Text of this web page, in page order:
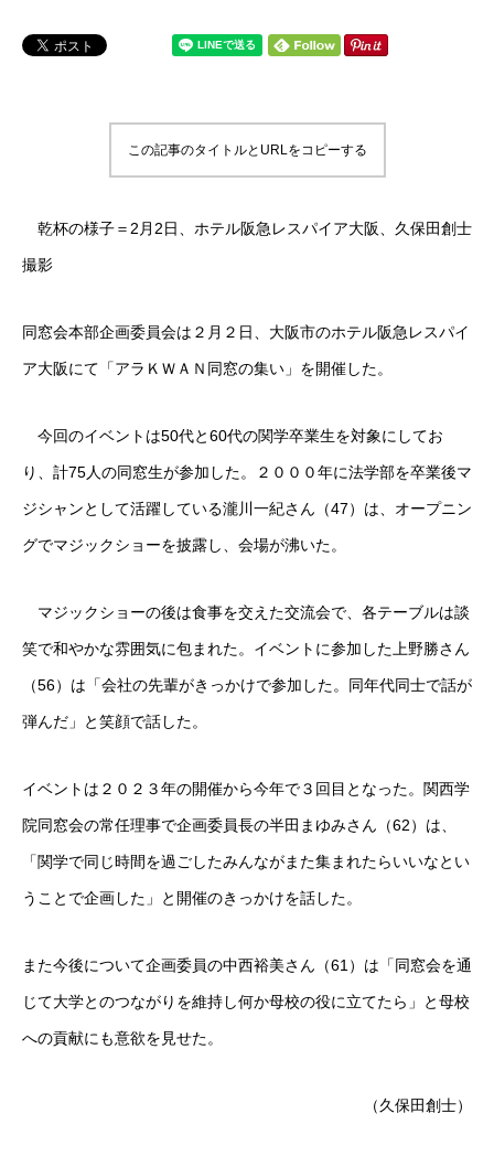
この記事のタイトルとURLをコピーする
乾杯の様子＝2月2日、ホテル阪急レスパイア大阪、久保田創士
撮影
同窓会本部企画委員会は２月２日、大阪市のホテル阪急レスパイ
ア大阪にて「アラＫＷＡＮ同窓の集い」を開催した。
今回のイベントは50代と60代の関学卒業生を対象にしてお
り、計75人の同窓生が参加した。２０００年に法学部を卒業後マ
ジシャンとして活躍している瀧川一紀さん（47）は、オープニン
グでマジックショーを披露し、会場が沸いた。
マジックショーの後は食事を交えた交流会で、各テーブルは談
笑で和やかな雰囲気に包まれた。イベントに参加した上野勝さん
（56）は「会社の先輩がきっかけで参加した。同年代同士で話が
弾んだ」と笑顔で話した。
イベントは２０２３年の開催から今年で３回目となった。関西学
院同窓会の常任理事で企画委員長の半田まゆみさん（62）は、
「関学で同じ時間を過ごしたみんながまた集まれたらいいなとい
うことで企画した」と開催のきっかけを話した。
また今後について企画委員の中西裕美さん（61）は「同窓会を通
じて大学とのつながりを維持し何か母校の役に立てたら」と母校
への貢献にも意欲を見せた。
（久保田創士）